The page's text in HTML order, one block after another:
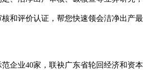
和评价认证，帮您快速领会洁净出产最
业40家，联袂广东省轮回经济和资本